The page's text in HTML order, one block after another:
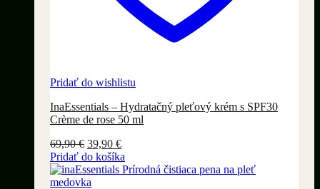
Pridať do wishlistu
InaEssentials – Hydratačný pleťový krém s SPF30
Crème de rose 50 ml
69,90€ Pôvodná
cena
bola:
69,90 €.
39,90 €Aktuálna
cena
je:
Pridať do košíka